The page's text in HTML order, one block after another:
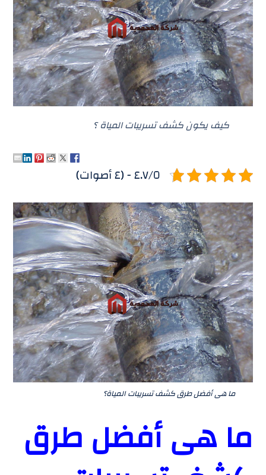
كيف يكون كشف تسريبات المياة ؟
٤.٧/٥ - (٤ أصوات)
ما هى أفضل طرق كشف تسريبات المياة؟
ما هى أفضل طرق